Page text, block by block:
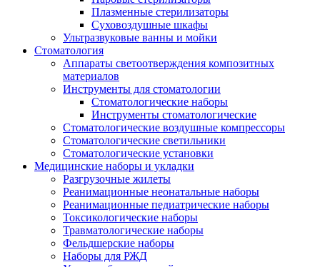
Плазменные стерилизаторы
Суховоздушные шкафы
Ультразвуковые ванны и мойки
Стоматология
Аппараты светоотверждения композитных
материалов
Инструменты для стоматологии
Стоматологические наборы
Инструменты стоматологические
Стоматологические воздушные компрессоры
Стоматологические светильники
Стоматологические установки
Медицинские наборы и укладки
Разгрузочные жилеты
Реанимационные неонатальные наборы
Реанимационные педиатрические наборы
Токсикологические наборы
Травматологические наборы
Фельдшерские наборы
Наборы для РЖД